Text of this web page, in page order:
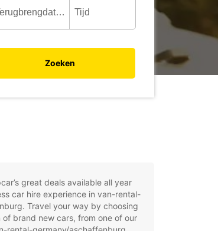
Zoeken
great deals available all year
car hire experience in van-rental-
Travel your way by choosing
brand new cars, from one of our